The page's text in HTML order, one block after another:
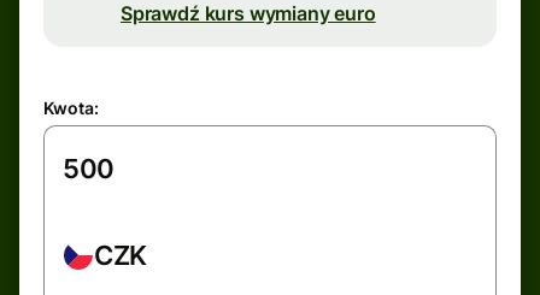
Sprawdź kurs wymiany euro
Kwota:
CZK